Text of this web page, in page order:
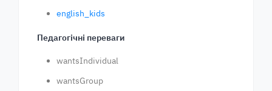
english_kids
Педагогічні переваги
wantsIndividual
wantsGroup